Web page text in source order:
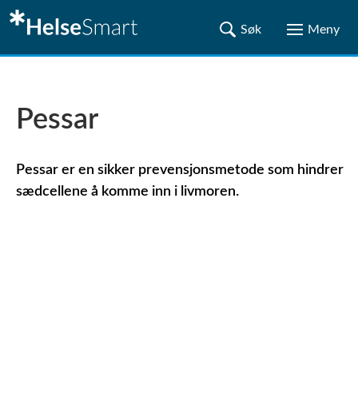
Pessar
Pessar er en sikker prevensjonsmetode som hindrer
sædcellene å komme inn i livmoren.